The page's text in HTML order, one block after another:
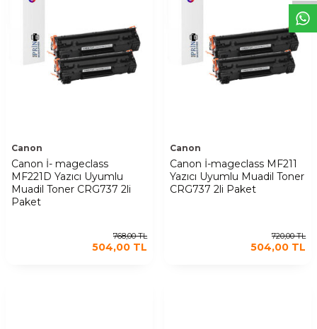
Canon
Canon İ- mageclass
MF221D Yazıcı Uyumlu
Muadil Toner CRG737 2li
Paket
768,00TL
504,00 TL
Canon
Canon İ-mageclass MF211
Yazıcı Uyumlu Muadil Toner
CRG737 2li Paket
720,00TL
504,00 TL